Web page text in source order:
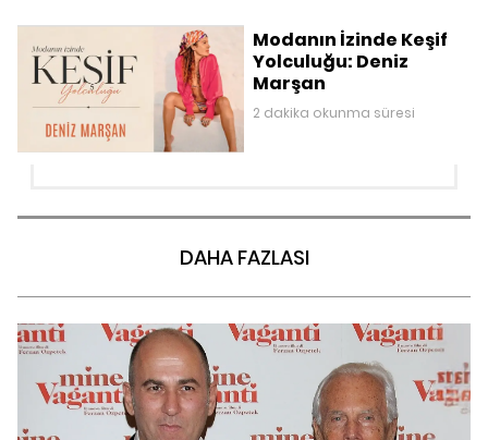
Modanın İzinde Keşif
Yolculuğu: Deniz
Marşan
2 dakika okunma süresi
DAHA FAZLASI